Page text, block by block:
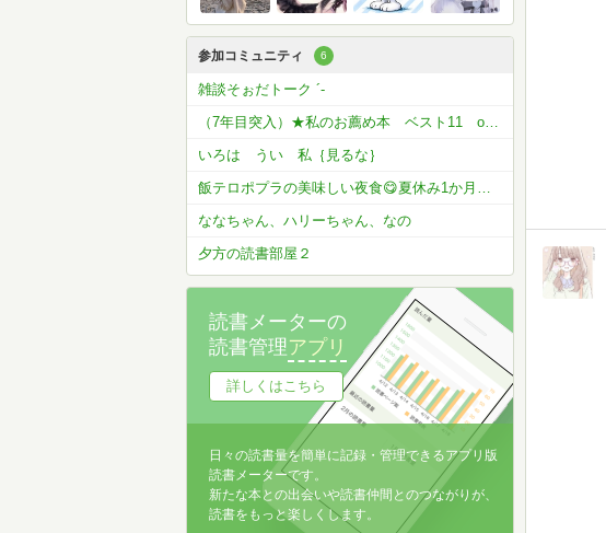
参加コミュニティ 6
雑談そぉだトーク ´-
（7年目突入）★私のお薦め本 ベスト11 or ベスト5
いろは うい 私｛見るな｝
飯テロポプラの美味しい夜食😋夏休み1か月コメラン開催中！✨
ななちゃん、ハリーちゃん、なの
夕方の読書部屋２
読書メーターの
読書管理アプリ
詳しくはこちら
日々の読書量を簡単に記録・管理できるアプリ版
読書メーターです。
新たな本との出会いや読書仲間とのつながりが、
読書をもっと楽しくします。